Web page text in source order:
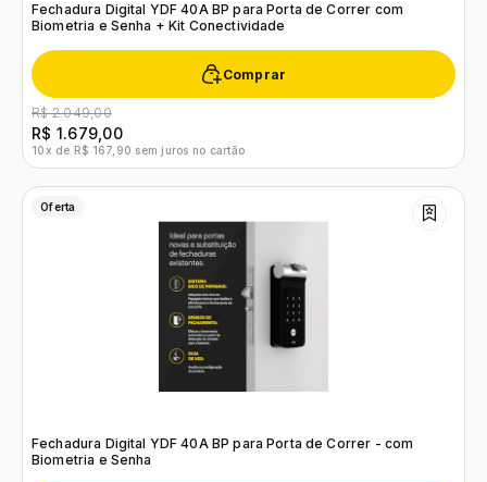
Fechadura Digital YDF 40A BP para Porta de Correr com
Biometria e Senha + Kit Conectividade
Comprar
R$ 2.049,00
R$ 1.679,00
10x de R$ 167,90 sem juros no cartão
Oferta
Fechadura Digital YDF 40A BP para Porta de Correr - com
Biometria e Senha